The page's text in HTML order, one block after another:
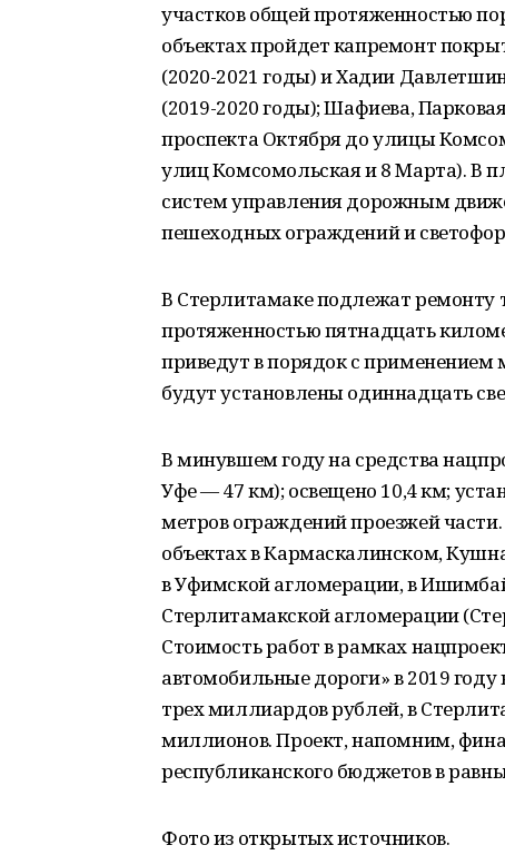
участков общей протяженностью
объектах пройдет капремонт
(2020-2021 годы) и Хадии
(2019-2020 годы); Шафиева,
проспекта Октября до улицы
улиц Комсомольская и 8 Марта). В
систем управления дорожным
пешеходных ограждений и
В Стерлитамаке подлежат ремонту
протяженностью пятнадцать
приведут в порядок с применением
будут установлены одиннадцать
В минувшем году на средства
Уфе — 47 км); освещено 10,4 км;
метров ограждений проезжей
объектах в Кармаскалинском,
в Уфимской агломерации, в
Стерлитамакской агломерации
Стоимость работ в рамках
автомобильные дороги» в 2019
трех миллиардов рублей, в
миллионов. Проект, напомним,
республиканского бюджетов в
Фото из открытых источников.